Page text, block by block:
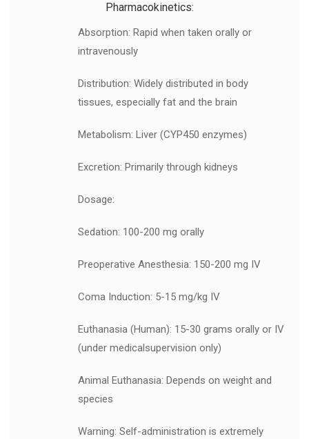
Pharmacokinetics:
Absorption: Rapid when taken orally or
intravenously
Distribution: Widely distributed in body
tissues, especially fat and the brain
Metabolism: Liver (CYP450 enzymes)
Excretion: Primarily through kidneys
Dosage:
Sedation: 100-200 mg orally
Preoperative Anesthesia: 150-200 mg IV
Coma Induction: 5-15 mg/kg IV
Euthanasia (Human): 15-30 grams orally or IV
(under medicalsupervision only)
Animal Euthanasia: Depends on weight and
species
Warning: Self-administration is extremely